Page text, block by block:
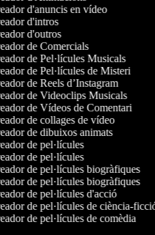
d'anuncis en vídeo
d'intros
d'outros
de Comercials
de Pel·lícules Musicals
de Pel·lícules de Misteri
de Reels d’Instagram
de Videoclips Musicals
de Vídeos de Comentari
de collages de vídeo
de dibuixos animats
de pel·lícules
de pel·lícules
de pel·lícules biogràfiques
de pel·lícules biogràfiques
de pel·lícules d'acció
de pel·lícules de ciència-ficció
de pel·lícules de comèdia